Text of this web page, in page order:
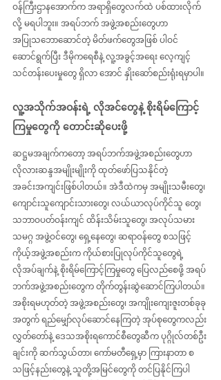
ဝန်ကြီးဌာနအောက်က အရာရှိတွေလက်ထဲ ပစ်ထားလိုက်
လို့ မရပါဘူး။ အရပ်ဘက် အဖွဲ့အစည်းတွေဟာ
အပြုသဘောဆောင်တဲ့ မိတ်ဖက်တွေအဖြစ် ပါဝင်
ဆောင်ရွက်ပြီး ဒီမိုကရေစီနဲ့ လူ့အခွင့်အရေး လေ့ကျင့်
သင်တန်းပေးမှုတွေ ရှိလာ အောင် နှိုးဆော်စည်းရုံးရမှာပါ။
လူ့အသိုက်အဝန်းရဲ့ လိုအင်တွေနဲ့ စိုးရိမ်ကြောင့်
ကြမှုတွေကို တောင်းဆိုပေးဖို့
ဆဋ္ဌမအချက်ကတော့ အရပ်ဘက်အဖွဲ့အစည်းတွေဟာ
လိုလားဆန္ဒအမျိုးမျိုးကို ထုတ်ဖော်ပြသနိုင်တဲ့
အခင်းအကျင်းဖြစ်ပါတယ်။ အဲဒီထဲကမှ အမျိုးသမီးတွေ၊
ကျောင်းသူကျောင်းသားတွေ၊ လယ်ယာလုပ်ကိုင်သူ တွေ၊
သဘာဝပတ်ဝန်းကျင် ထိန်းသိမ်းသူတွေ၊ အလုပ်သမား
သမဂ္ဂ အဖွဲ့ဝင်တွေ၊ ရှေ့နေတွေ၊ ဆရာဝန်တွေ စသဖြင့်
ကိုယ့်အဖွဲ့အစည်းက ကိုယ်စားပြုလုပ်ကိုင်သူတွေရဲ့
လိုအပ်ချက်နဲ့ စိုးရိမ်ကြောင့်ကြမှုတွေ ပြေလည်စေဖို့ အရပ်
ဘက်အဖွဲ့အစည်းတွေက တိုက်တွန်းဆွဲဆောင်ကြပါတယ်။
အစိုးရမဟုတ်တဲ့ အဖွဲ့အစည်းတွေ၊ အကျိုးကျေးဇူးတစ်ခုခု
အတွက် ရည်မျှော်လုပ်ဆောင်နေကြတဲ့ အုပ်စုတွေကလည်း
လွှတ်တော်နဲ့ ဒေသအစိုးရကောင်စီတွေဆီက ပုဂ္ဂိုလ်တစ်ဦး
ချင်းကို ဆက်သွယ်တာ၊ ကော်မတီရှေ့မှာ ကြားနာတာ စ
သဖြင့်နည်းတွေနဲ့ သူတို့အမြင်တွေကို တင်ပြနိုင်ကြပါ